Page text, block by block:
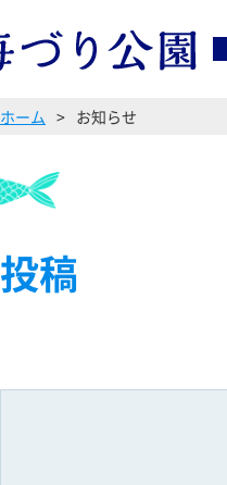
ホーム お知らせ
投稿